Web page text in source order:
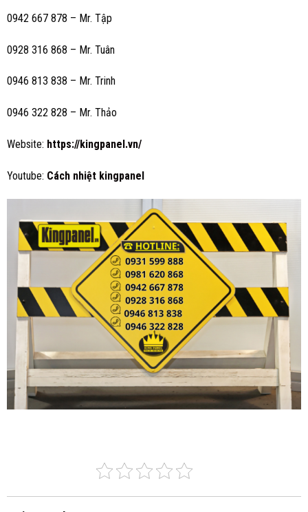
0942 667 878 – Mr. Tập
0928 316 868 – Mr. Tuân
0946 813 838 – Mr. Trinh
0946 322 828 – Mr. Thảo
Website: https://kingpanel.vn/
Youtube: Cách nhiệt kingpanel